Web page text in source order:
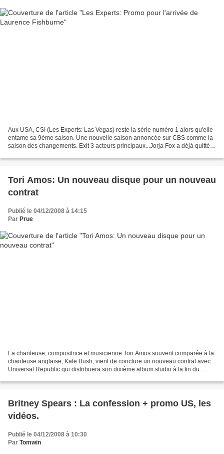
Aux USA, CSI (Les Experts: Las Vegas) reste la série numéro 1 alors qu'elle
entame sa 9ème saison. Une nouvelle saison annoncée sur CBS comme la
saison des changements. Exit 3 acteurs principaux...Jorja Fox a déjà quitté
Tori Amos: Un nouveau disque pour un nouveau
contrat
Publié le 04/12/2008 à 14:15
Par Prue
La chanteuse, compositrice et musicienne Tori Amos souvent comparée à la
chanteuse anglaise, Kate Bush, vient de conclure un nouveau contrat avec
Universal Republic qui distribuera son dixième album studio à la fin du
Britney Spears : La confession + promo US, les
vidéos.
Publié le 04/12/2008 à 10:30
Par Tomwin